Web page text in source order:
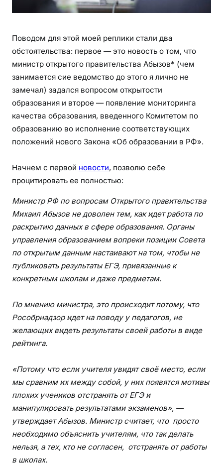
Поводом для этой моей реплики стали два
обстоятельства: первое — это новость о том, что
министр открытого правительства Абызов* (чем
занимается сие ведомство до этого я лично не
замечал) задался вопросом открытости
образования и второе — появление мониторинга
качества образования, введенного Комитетом по
образованию во исполнение соответствующих
положений нового Закона «Об образовании в РФ».
Начнем с первой новости, позволю себе
процитировать ее полностью:
Министр РФ по вопросам Открытого правительства
Михаил Абызов не доволен тем, как идет работа по
раскрытию данных в сфере образования. Органы
управления образованием вопреки позиции Совета
по открытым данным настаивают на том, чтобы не
публиковать результаты ЕГЭ, привязанные к
конкретным школам и даже предметам.
По мнению министра, это происходит потому, что
Рособрнадзор идет на поводу у педагогов, не
желающих видеть результаты своей работы в виде
рейтинга.
«Потому что если учителя увидят своё место, если
мы сравним их между собой, у них появятся мотивы
плохих учеников отстранять от ЕГЭ и
манипулировать результатами экзаменов», —
утверждает Абызов. Министр считает, что просто
необходимо объяснить учителям, что так делать
нельзя, а тех, кто не согласен, отстранять от работы
в школах.